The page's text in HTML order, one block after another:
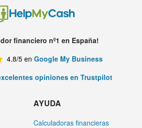
financiero nº1 en España!
4.8/5 en Google My Business
opiniones en Trustpilot
AYUDA
Calculadoras financieras